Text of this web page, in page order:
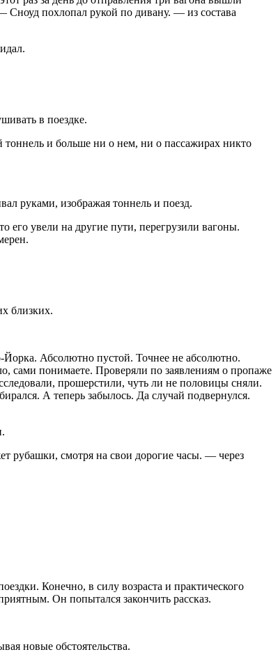
Сноуд похлопал рукой по дивану. — из состава
в поездке.
и больше ни о нем, ни о пассажирах никто
руками, изображая тоннель и поезд.
его увели на другие пути, перегрузили вагоны.
близких.
Йорка. Абсолютно пустой. Точнее не абсолютно.
сами понимаете. Проверяли по заявлениям о пропаже
прошерстили, чуть ли не половицы сняли.
А теперь забылось. Да случай подвернулся.
рубашки, смотря на свои дорогие часы. — через
Конечно, в силу возраста и практического
Он попытался закончить рассказ.
новые обстоятельства.